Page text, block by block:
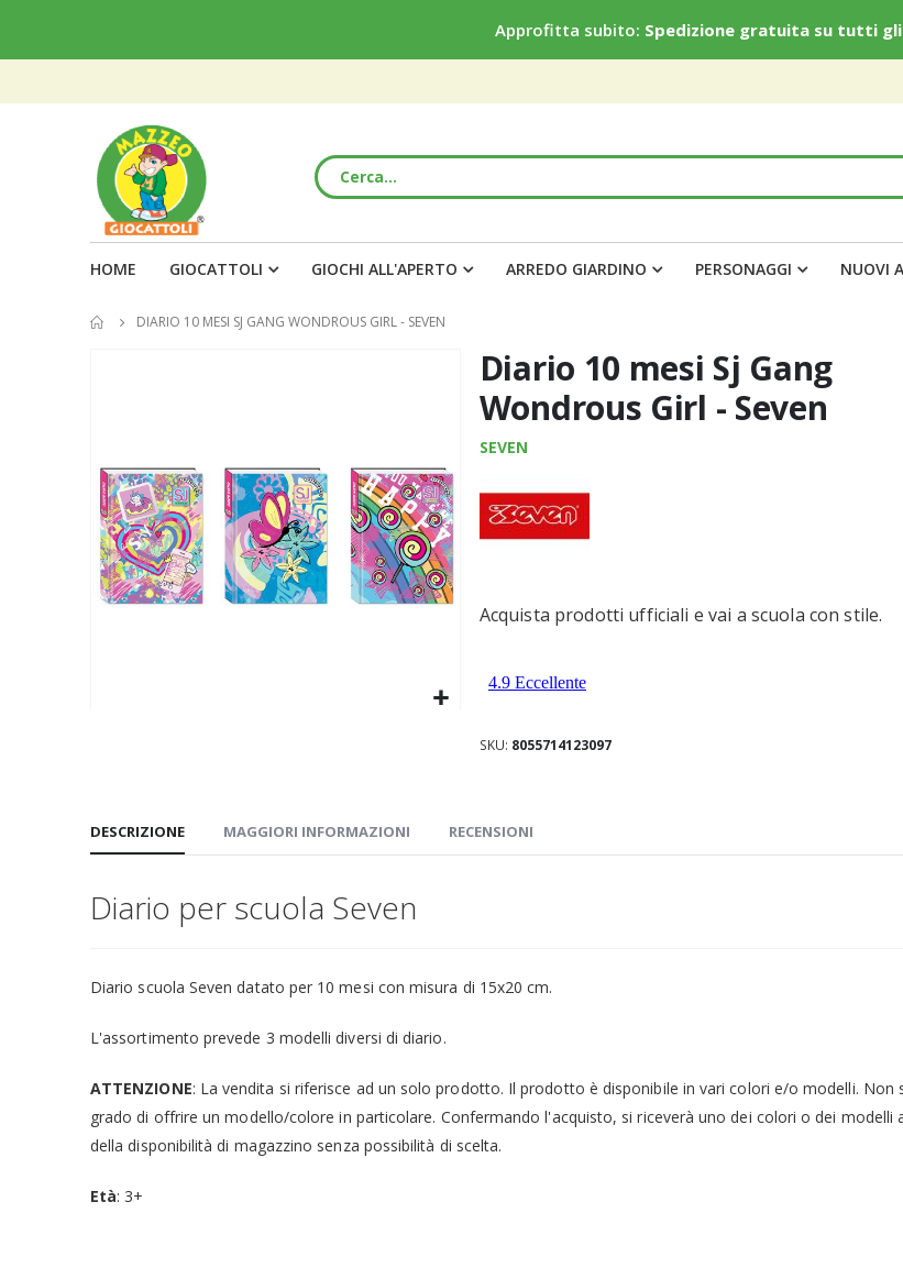
Approfitta subito: Spedizione gratuita su tutti
HOME GIOCATTOLI GIOCHI ALL'APERTO ARREDO GIARDINO PERSONAGGI NUOVI
DIARIO 10 MESI SJ GANG WONDROUS GIRL - SEVEN
galleria
immagini
di
immagini
Diario 10 mesi Sj Gang
Wondrous Girl - Seven
SEVEN
Acquista prodotti ufficiali e vai a scuola con stile.
SKU 8055714123097
DESCRIZIONE
Diario per scuola Seven
Diario scuola Seven datato per 10 mesi con misura di 15x20 cm.
L'assortimento prevede 3 modelli diversi di diario.
ATTENZIONE: La vendita si riferisce ad un solo prodotto. Il prodotto è disponibile in vari colori e/o modelli. Non
grado di offrire un modello/colore in particolare. Confermando l'acquisto, si riceverà uno dei colori o dei modelli
della disponibilità di magazzino senza possibilità di scelta.
Età: 3+
MAGGIORI INFORMAZIONI RECENSIONI